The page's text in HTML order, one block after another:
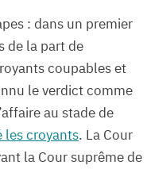
: dans un premier
de la part de
coupables et
le verdict comme
au stade de
les croyants. La Cour
la Cour suprême de